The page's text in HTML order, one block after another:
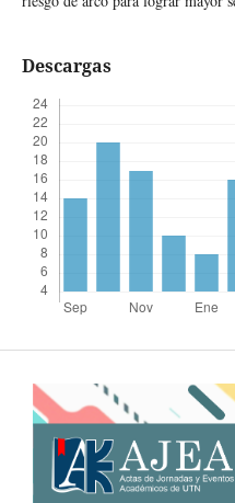
Descargas